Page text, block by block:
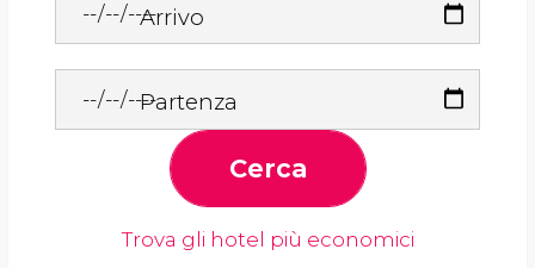
Arrivo
Partenza
Cerca
Trova gli hotel più economici